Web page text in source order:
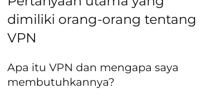
dimiliki orang-orang tentang
VPN
Apa itu VPN dan mengapa saya
membutuhkannya?